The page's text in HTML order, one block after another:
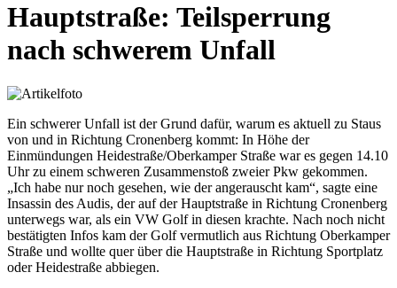
Hauptstraße: Teilsperrung
nach schwerem Unfall
Ein schwerer Unfall ist der Grund dafür, warum es aktuell zu Staus
von und in Richtung Cronenberg kommt: In Höhe der
Einmündungen Heidestraße/Oberkamper Straße war es gegen 14.10
Uhr zu einem schweren Zusammenstoß zweier Pkw gekommen.
„Ich habe nur noch gesehen, wie der angerauscht kam“, sagte eine
Insassin des Audis, der auf der Hauptstraße in Richtung Cronenberg
unterwegs war, als ein VW Golf in diesen krachte. Nach noch nicht
bestätigten Infos kam der Golf vermutlich aus Richtung Oberkamper
Straße und wollte quer über die Hauptstraße in Richtung Sportplatz
oder Heidestraße abbiegen.